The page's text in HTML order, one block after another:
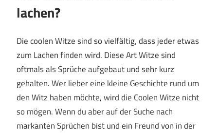
lachen?
Die coolen Witze sind so vielfältig, dass jeder etwas
zum Lachen finden wird. Diese Art Witze sind
oftmals als Sprüche aufgebaut und sehr kurz
gehalten. Wer lieber eine kleine Geschichte rund um
den Witz haben möchte, wird die Coolen Witze nicht
so mögen. Wenn du aber auf der Suche nach
markanten Sprüchen bist und ein Freund von in der